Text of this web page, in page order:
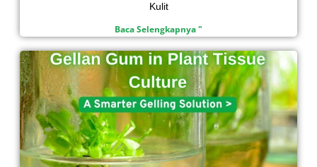
Kulit
Baca Selengkapnya "